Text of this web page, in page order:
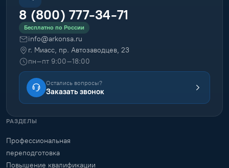
8 (800) 777-34-71
Бесплатно по России
info@arkonsa.ru
г. Миасс, пр. Автозаводцев, 23
пн–пт 9:00–18:00
Остались вопросы?
Заказать звонок
РАЗДЕЛЫ
Профессиональная
переподготовка
Повышение квалификации